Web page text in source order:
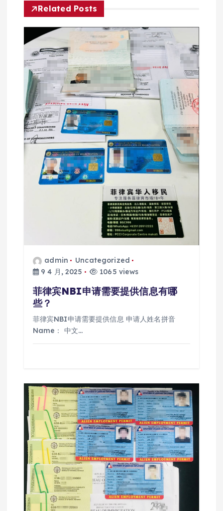
航Related Posts
admin
Uncategorized
9 4 月, 2025
1065 views
菲律宾NBI申请需要提供信息有哪
些？
菲律宾NBI申请需要提供信息 申请人姓名拼音
Name： 中文…